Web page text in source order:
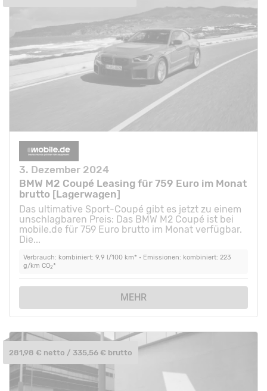
3. Dezember 2024
BMW M2 Coupé Leasing für 759 Euro im Monat
brutto [Lagerwagen]
Das ultimative Sport-Coupé gibt es jetzt zu einem
unschlagbaren Preis: Das BMW M2 Coupé ist bei
mobile.de für 759 Euro brutto im Monat verfügbar.
Die...
Verbrauch: kombiniert: 9,9 l/100 km* • Emissionen: kombiniert: 223
g/km CO2*
MEHR
281,98 € netto / 335,56 € brutto